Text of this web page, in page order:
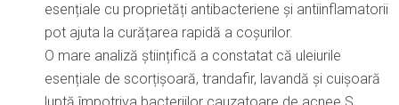
esențiale cu proprietăți antibacteriene și antiinflamatorii
pot ajuta la curățarea rapidă a coșurilor.
O mare analiză științifică a constatat că uleiurile
esențiale de scorțișoară, trandafir, lavandă și cuișoară